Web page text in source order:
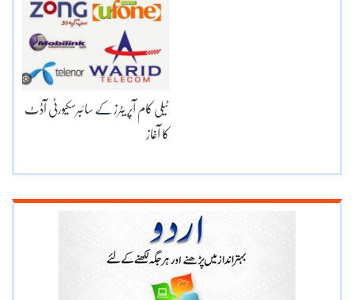
ٹیلی کام آپریٹرز کے سائبرسکیورٹی آڈٹ
کا آغاز